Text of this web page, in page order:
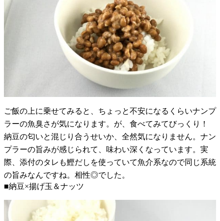
ご飯の上に乗せてみると、ちょっと不安になるくらいナンプ
ラーの魚臭さが気になります。が、食べてみてびっくり！
納豆の匂いと混じり合うせいか、全然気になりません。ナン
プラーの旨みが感じられて、味わい深くなっています。実
際、添付のタレも鰹だしを使っていて魚介系なので同じ系統
の旨みなんですね。相性◎でした。
■納豆×揚げ玉＆ナッツ